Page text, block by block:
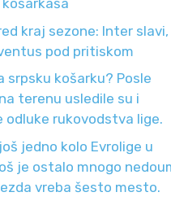
kraj sezone: Inter slavi,
pod pritiskom
srpsku košarku? Posle
terenu usledile su i
odluke rukovodstva lige.
jedno kolo Evrolige u
je ostalo mnogo
vreba šesto mesto.